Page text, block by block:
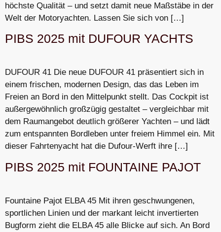
höchste Qualität – und setzt damit neue Maßstäbe in der
Welt der Motoryachten. Lassen Sie sich von […]
PIBS 2025 mit DUFOUR YACHTS
DUFOUR 41 Die neue DUFOUR 41 präsentiert sich in
einem frischen, modernen Design, das das Leben im
Freien an Bord in den Mittelpunkt stellt. Das Cockpit ist
außergewöhnlich großzügig gestaltet – vergleichbar mit
dem Raumangebot deutlich größerer Yachten – und lädt
zum entspannten Bordleben unter freiem Himmel ein. Mit
dieser Fahrtenyacht hat die Dufour-Werft ihre […]
PIBS 2025 mit FOUNTAINE PAJOT
Fountaine Pajot ELBA 45 Mit ihren geschwungenen,
sportlichen Linien und der markant leicht invertierten
Bugform zieht die ELBA 45 alle Blicke auf sich. An Bord